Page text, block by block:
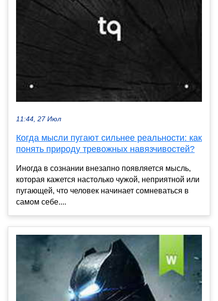
11:44, 27 Июл
Когда мысли пугают сильнее реальности: как
понять природу тревожных навязчивостей?
Иногда в сознании внезапно появляется мысль,
которая кажется настолько чужой, неприятной или
пугающей, что человек начинает сомневаться в
самом себе....